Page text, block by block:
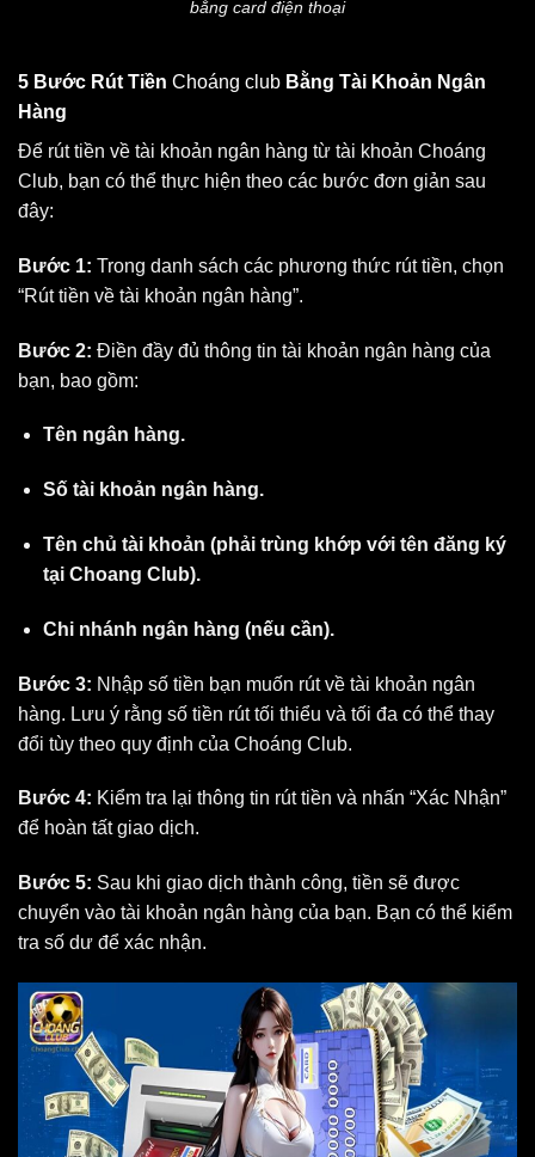
bằng card điện thoại
5 Bước Rút Tiền Choáng club Bằng Tài Khoản Ngân
Hàng
Để rút tiền về tài khoản ngân hàng từ tài khoản Choáng
Club, bạn có thể thực hiện theo các bước đơn giản sau
đây:
Bước 1: Trong danh sách các phương thức rút tiền, chọn
“Rút tiền về tài khoản ngân hàng”.
Bước 2: Điền đầy đủ thông tin tài khoản ngân hàng của
bạn, bao gồm:
Tên ngân hàng.
Số tài khoản ngân hàng.
Tên chủ tài khoản (phải trùng khớp với tên đăng ký
tại Choang Club).
Chi nhánh ngân hàng (nếu cần).
Bước 3: Nhập số tiền bạn muốn rút về tài khoản ngân
hàng. Lưu ý rằng số tiền rút tối thiểu và tối đa có thể thay
đổi tùy theo quy định của Choáng Club.
Bước 4: Kiểm tra lại thông tin rút tiền và nhấn “Xác Nhận”
để hoàn tất giao dịch.
Bước 5: Sau khi giao dịch thành công, tiền sẽ được
chuyển vào tài khoản ngân hàng của bạn. Bạn có thể kiểm
tra số dư để xác nhận.